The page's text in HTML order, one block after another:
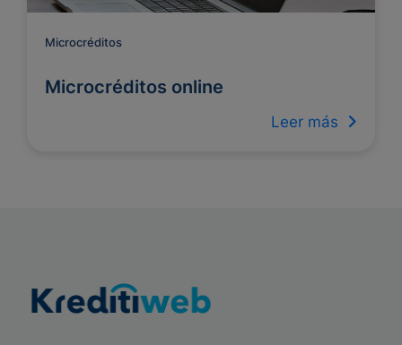
Microcréditos
Microcréditos online
Leer más